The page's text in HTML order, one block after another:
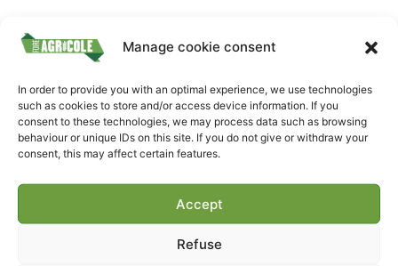
Manage cookie consent
In order to provide you with an optimal experience, we use technologies
such as cookies to store and/or access device information. If you
consent to these technologies, we may process data such as browsing
behaviour or unique IDs on this site. If you do not give or withdraw your
consent, this may affect certain features.
Accept
Refuse
Suivez-nous
Liens utiles